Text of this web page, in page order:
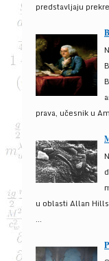
predstavljaju
prava, učesnik u
u oblasti Allan
...